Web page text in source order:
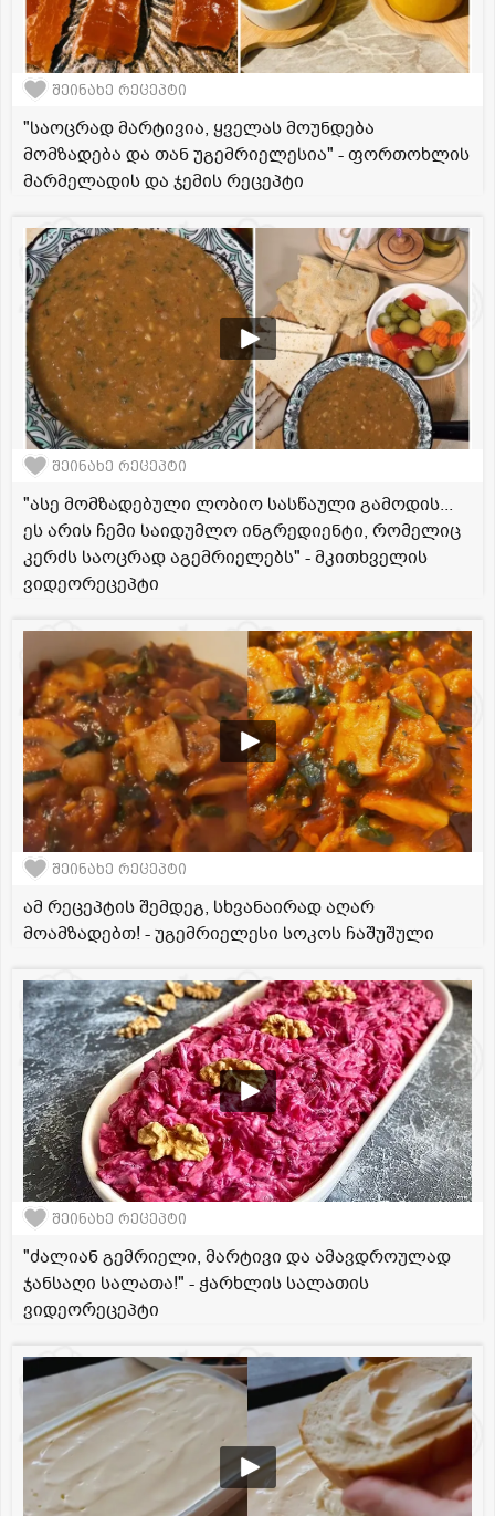
შეინახე რეცეპტი
"საოცრად მარტივია, ყველას მოუნდება
მომზადება და თან უგემრიელესია" - ფორთოხლის
მარმელადის და ჯემის რეცეპტი
შეინახე რეცეპტი
"ასე მომზადებული ლობიო სასწაული გამოდის...
ეს არის ჩემი საიდუმლო ინგრედიენტი, რომელიც
კერძს საოცრად აგემრიელებს" - მკითხველის
ვიდეორეცეპტი
შეინახე რეცეპტი
ამ რეცეპტის შემდეგ, სხვანაირად აღარ
მოამზადებთ! - უგემრიელესი სოკოს ჩაშუშული
შეინახე რეცეპტი
"ძალიან გემრიელი, მარტივი და ამავდროულად
ჯანსაღი სალათა!" - ჭარხლის სალათის
ვიდეორეცეპტი